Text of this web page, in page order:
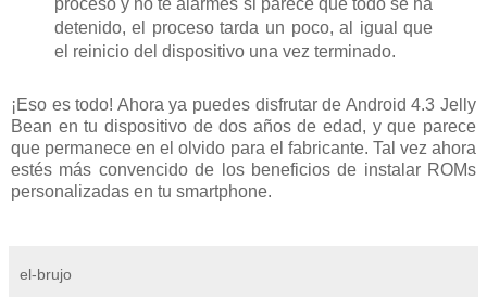
detenido, el proceso tarda un poco, al igual que
el reinicio del dispositivo una vez terminado.
¡Eso es todo! Ahora ya puedes disfrutar de Android 4.3 Jelly
Bean en tu dispositivo de dos años de edad, y que parece
que permanece en el olvido para el fabricante. Tal vez ahora
estés más convencido de los beneficios de instalar ROMs
personalizadas en tu smartphone.
el-brujo